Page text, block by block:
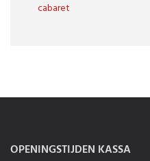
cabaret
OPENINGSTIJDEN KASSA